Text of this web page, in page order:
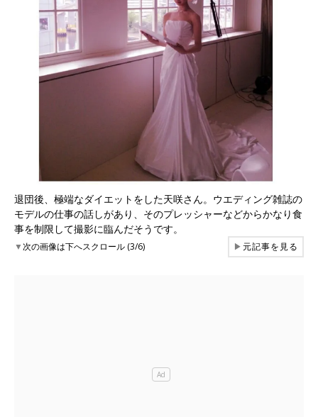
退団後、極端なダイエットをした天咲さん。ウエディング雑誌の
モデルの仕事の話しがあり、そのプレッシャーなどからかなり食
事を制限して撮影に臨んだそうです。
▼次の画像は下へスクロール (3/6) ▶元記事を見る